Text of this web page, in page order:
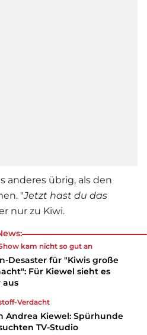
anderes übrig, als den
"Jetzt hast du das
nur zu Kiwi.
kam nicht so gut an
Desaster für "Kiwis große
Für Kiewel sieht es
aus
Verdacht
Andrea Kiewel: Spürhunde
TV-Studio